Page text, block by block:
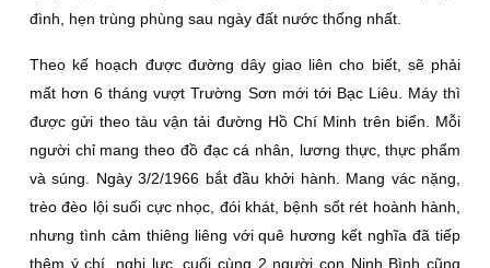
đình, hẹn trùng phùng sau ngày đất nước thống nhất.
Theo kế hoạch được đường dây giao liên cho biết, sẽ phải
mất hơn 6 tháng vượt Trường Sơn mới tới Bạc Liêu. Máy thì
được gửi theo tàu vận tải đường Hồ Chí Minh trên biển. Mỗi
người chỉ mang theo đồ đạc cá nhân, lương thực, thực phẩm
và súng. Ngày 3/2/1966 bắt đầu khởi hành. Mang vác nặng,
trèo đèo lội suối cực nhọc, đói khát, bệnh sốt rét hoành hành,
nhưng tình cảm thiêng liêng với quê hương kết nghĩa đã tiếp
thêm ý chí, nghị lực, cuối cùng 2 người con Ninh Bình cũng